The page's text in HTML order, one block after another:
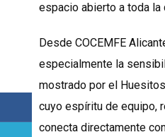
espacio abierto a toda la
Desde COCEMFE
especialmente la
mostrado por el
cuyo espíritu de equipo,
conecta directamente